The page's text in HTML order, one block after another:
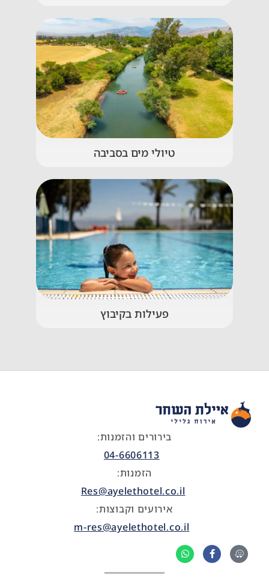
טיולי מים בסביבה
פעילות בקיבוץ
בירורים והזמנות:
04-6606113
הזמנות:
Res@ayelethotel.co.il
אירועים וקבוצות:
m-res@ayelethotel.co.il